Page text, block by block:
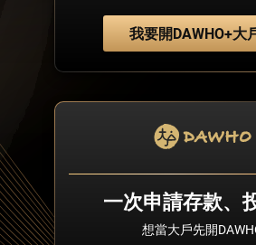
我要開DAWHO+大
一次申請存款、
想當大戶先開